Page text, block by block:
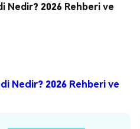
Nedir? 2026 Rehberi ve
Nedir? 2026 Rehberi ve